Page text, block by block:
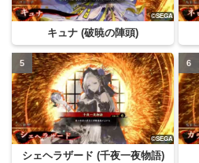
キュナ (破暁の陣頭)
シェヘラザード (千夜一夜物語)